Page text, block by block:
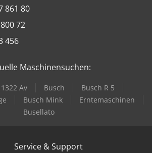
861 80
72
456
Maschinensuchen:
Av Busch
Busch R 5
Busch Mink
Erntemaschinen
Busellato
Service & Support